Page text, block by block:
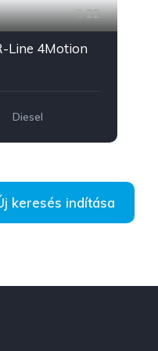
22
Line 4Motion
Diesel
keresés indítása